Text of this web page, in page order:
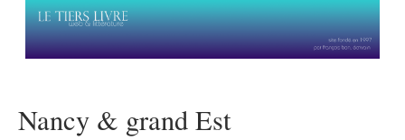
Nancy & grand Est